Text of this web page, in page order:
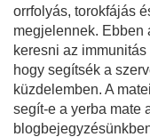
orrfolyás, torokfájás
megjelennek. Ebben
keresni az
hogy segítsék a
küzdelemben. A
segít-e a yerba mate